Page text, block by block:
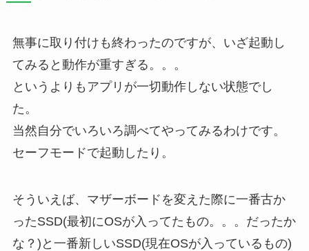
無事に取り付けも終わったのですが、いざ起動し
てみると動作が重すぎる。。。
というよりもアプリが一切動作しない状態でし
た。
当然自分でいろいろ調べてやってみるわけです。
セーフモードで起動したり。
そういえば、マザーボードを変えた際に一番古か
ったSSD(最初にOSが入ってたもの。。。だったか
な？)と一番新しいSSD(現在OSが入っているもの)